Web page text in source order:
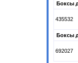
Боксы
435532
Боксы
692027